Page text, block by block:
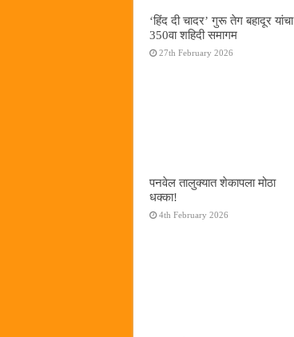
‘हिंद दी चादर’ गुरू तेग बहादूर यांचा
350वा शहिदी समागम
27th February 2026
पनवेल तालुक्यात शेकापला मोठा
धक्का!
4th February 2026